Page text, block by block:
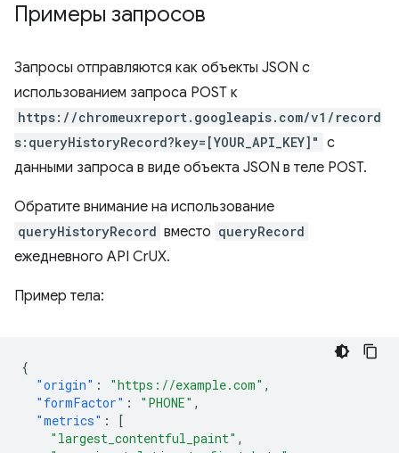
Примеры запросов
Запросы отправляются как объекты JSON с
использованием запроса POST к
https://chromeuxreport.googleapis.com/v1/record
s:queryHistoryRecord?key=[YOUR_API_KEY]" с
данными запроса в виде объекта JSON в теле POST.
Обратите внимание на использование
queryHistoryRecord вместо queryRecord
ежедневного API CrUX.
Пример тела:
{
"origin" : "https://example.com" ,
"formFactor" : "PHONE" ,
"metrics" :
[
"largest_contentful_paint" ,